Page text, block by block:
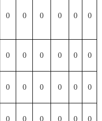
0 0 0 0 0 0
0 0 0 0 0 0
0 0 0 0 0 0
0 0 0 0 0 0